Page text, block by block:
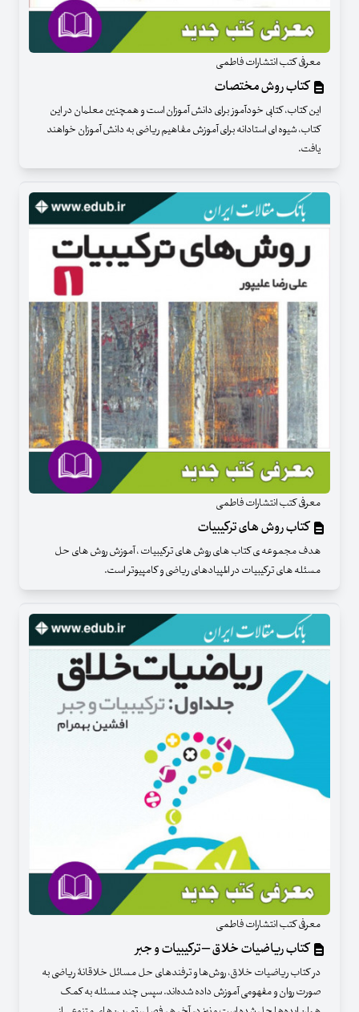
معرفی کتب انتشارات فاطمی
کتاب روش مختصات
این کتاب، کتابی خودآموز برای دانش آموزان است و همچنین معلمان در این
کتاب، شیوه ای استادانه برای آموزش مفاهیم ریاضی به دانش آموزان خواهند
یافت.
معرفی کتب انتشارات فاطمی
کتاب روش های ترکیبیات
هدف مجموعه ی کتاب های روش های ترکیبیات ٬ آموزش روش های حل
مسئله های ترکیبیات در المپیادهای ریاضی و کامپیوتر است.
معرفی کتب انتشارات فاطمی
کتاب ریاضیات خلاق – ترکیبیات و جبر
در کتاب ریاضیات خلاق، روش‌ها و ترفندهای حل مسائل خلاقانۀ ریاضی به
صورت روان و مفهومی آموزش داده شده‌اند. سپس چند مسئله به کمک